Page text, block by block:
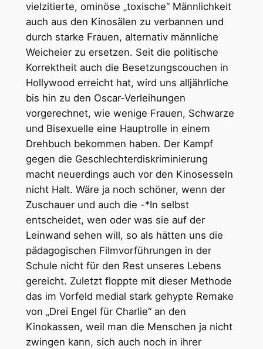
vielzitierte, ominöse „toxische“ Männlichkeit
auch aus den Kinosälen zu verbannen und
durch starke Frauen, alternativ männliche
Weicheier zu ersetzen. Seit die politische
Korrektheit auch die Besetzungscouchen in
Hollywood erreicht hat, wird uns alljährliche
bis hin zu den Oscar-Verleihungen
vorgerechnet, wie wenige Frauen, Schwarze
und Bisexuelle eine Hauptrolle in einem
Drehbuch bekommen haben. Der Kampf
gegen die Geschlechterdiskriminierung
macht neuerdings auch vor den Kinosesseln
nicht Halt. Wäre ja noch schöner, wenn der
Zuschauer und auch die -*In selbst
entscheidet, wen oder was sie auf der
Leinwand sehen will, so als hätten uns die
pädagogischen Filmvorführungen in der
Schule nicht für den Rest unseres Lebens
gereicht. Zuletzt floppte mit dieser Methode
das im Vorfeld medial stark gehypte Remake
von „Drei Engel für Charlie“ an den
Kinokassen, weil man die Menschen ja nicht
zwingen kann, sich auch noch in ihrer